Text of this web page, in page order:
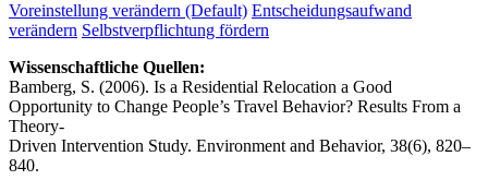
Voreinstellung verändern (Default) Entscheidungsaufwand
verändern Selbstverpflichtung fördern
Wissenschaftliche Quellen:
Bamberg, S. (2006). Is a Residential Relocation a Good
Opportunity to Change People’s Travel Behavior? Results From a
Theory-
Driven Intervention Study. Environment and Behavior, 38(6), 820–
840.